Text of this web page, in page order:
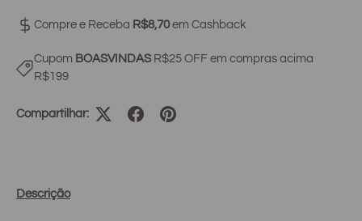
Compre e Receba R$8,70 em Cashback
Cupom BOASVINDAS R$25 OFF em compras acima
R$199
Compartilhar:
Descrição